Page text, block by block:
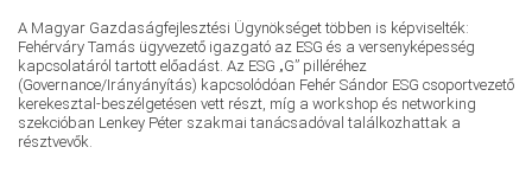
A Magyar Gazdaságfejlesztési Ügynökséget többen is képviselték:
Fehérváry Tamás ügyvezető igazgató az ESG és a versenyképesség
kapcsolatáról tartott előadást. Az ESG „G” pilléréhez
(Governance/Irányányítás) kapcsolódóan Fehér Sándor ESG csoportvezető
kerekesztal-beszélgetésen vett részt, míg a workshop és networking
szekcióban Lenkey Péter szakmai tanácsadóval találkozhattak a
résztvevők.